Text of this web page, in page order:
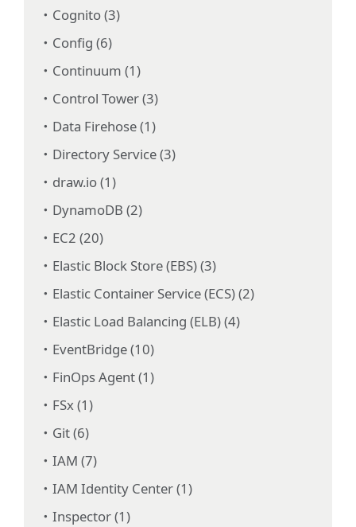
Cognito (3)
Config (6)
Continuum (1)
Control Tower (3)
Data Firehose (1)
Directory Service (3)
draw.io (1)
DynamoDB (2)
EC2 (20)
Elastic Block Store (EBS) (3)
Elastic Container Service (ECS) (2)
Elastic Load Balancing (ELB) (4)
EventBridge (10)
FinOps Agent (1)
FSx (1)
Git (6)
IAM (7)
IAM Identity Center (1)
Inspector (1)